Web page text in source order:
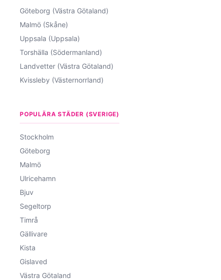
Göteborg (Västra Götaland)
Malmö (Skåne)
Uppsala (Uppsala)
Torshälla (Södermanland)
Landvetter (Västra Götaland)
Kvissleby (Västernorrland)
POPULÄRA STÄDER (SVERIGE)
Stockholm
Göteborg
Malmö
Ulricehamn
Bjuv
Segeltorp
Timrå
Gällivare
Kista
Gislaved
Västra Götaland